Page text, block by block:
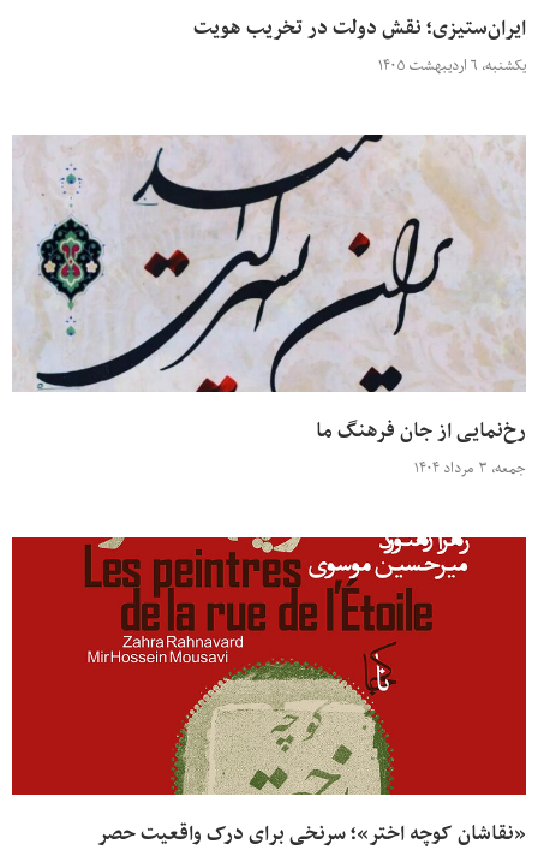
ایران‌ستیزی؛ نقش دولت در تخریب هویت
یکشنبه، ۶ اردیبهشت ۱۴۰۵
رخ‌نمایی از جان فرهنگ ما
جمعه، ۳ مرداد ۱۴۰۴
«نقاشان کوچه اختر»؛ سرنخی برای درک واقعیت حصر